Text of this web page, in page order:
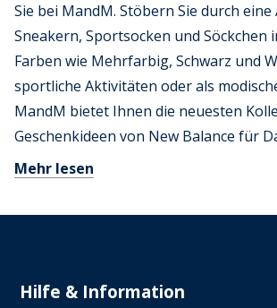
Sie bei MandM. Stöbern Sie durch eine
Sneakern, Sportsocken und Söckchen
Farben wie Mehrfarbig, Schwarz und
sportliche Aktivitäten oder als
MandM bietet Ihnen die neuesten
Geschenkideen von New Balance für
Mehr lesen
Hilfe & Information